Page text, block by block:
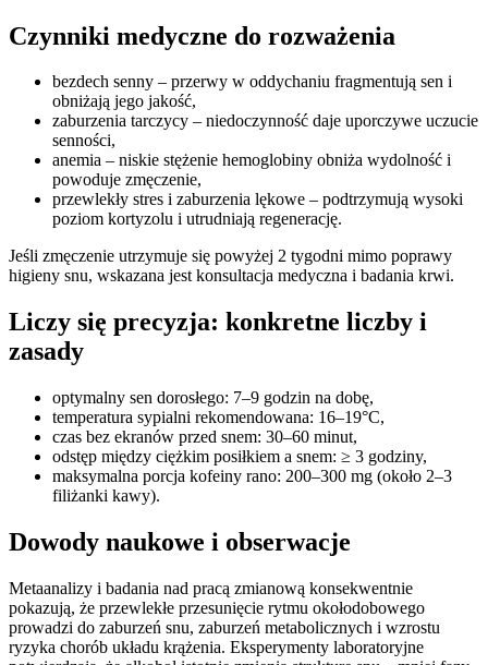
Czynniki medyczne do rozważenia
bezdech senny – przerwy w oddychaniu fragmentują sen i
obniżają jego jakość,
zaburzenia tarczycy – niedoczynność daje uporczywe uczucie
senności,
anemia – niskie stężenie hemoglobiny obniża wydolność i
powoduje zmęczenie,
przewlekły stres i zaburzenia lękowe – podtrzymują wysoki
poziom kortyzolu i utrudniają regenerację.
Jeśli zmęczenie utrzymuje się powyżej 2 tygodni mimo poprawy
higieny snu, wskazana jest konsultacja medyczna i badania krwi.
Liczy się precyzja: konkretne liczby i
zasady
optymalny sen dorosłego: 7–9 godzin na dobę,
temperatura sypialni rekomendowana: 16–19°C,
czas bez ekranów przed snem: 30–60 minut,
odstęp między ciężkim posiłkiem a snem: ≥ 3 godziny,
maksymalna porcja kofeiny rano: 200–300 mg (około 2–3
filiżanki kawy).
Dowody naukowe i obserwacje
Metaanalizy i badania nad pracą zmianową konsekwentnie
pokazują, że przewlekłe przesunięcie rytmu okołodobowego
prowadzi do zaburzeń snu, zaburzeń metabolicznych i wzrostu
ryzyka chorób układu krążenia. Eksperymenty laboratoryjne